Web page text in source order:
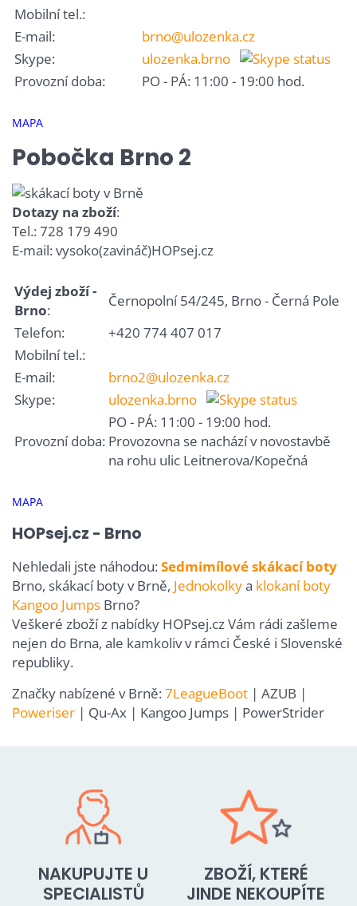
Mobilní tel.:
E-mail:
brno@ulozenka.cz
Skype:
ulozenka.brno
Provozní doba:
PO - PÁ: 11:00 - 19:00 hod.
MAPA
Pobočka Brno 2
Dotazy na zboží:
Tel.: 728 179 490
E-mail: vysoko(zavináč)HOPsej.cz
Výdej zboží -
Brno:
Černopolní 54/245, Brno - Černá Pole
Telefon:
+420 774 407 017
Mobilní tel.:
E-mail:
brno2@ulozenka.cz
Skype:
ulozenka.brno
Provozní doba:
PO - PÁ: 11:00 - 19:00 hod.
Provozovna se nachází v novostavbě
na rohu ulic Leitnerova/Kopečná
MAPA
HOPsej.cz - Brno
Nehledali jste náhodou:Sedmimílové skákací boty
Brno, skákací boty v Brně, Jednokolkya klokaní boty
Kangoo Jumps Brno?
Veškeré zboží z nabídky HOPsej.cz Vám rádi zašleme
nejen do Brna, ale kamkoliv v rámci České i Slovenské
republiky.
Značky nabízené v Brně:7LeagueBoot | AZUB |
Poweriser | Qu-Ax | Kangoo Jumps | PowerStrider
NAKUPUJTE U
SPECIALISTŮ
ZBOŽÍ, KTERÉ
JINDE NEKOUPÍTE